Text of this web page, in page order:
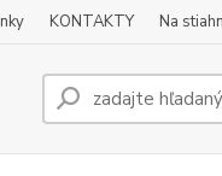
KONTAKTY Na